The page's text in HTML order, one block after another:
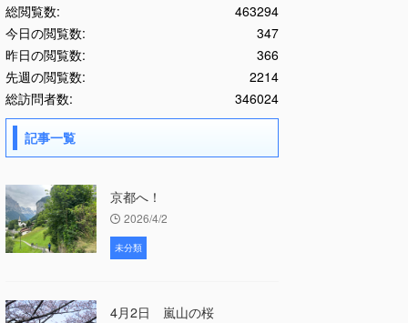
463294
総閲覧数:
347
今日の閲覧数:
366
昨日の閲覧数:
2214
先週の閲覧数:
346024
総訪問者数:
記事一覧
京都へ！
2026/4/2
未分類
4月2日 嵐山の桜